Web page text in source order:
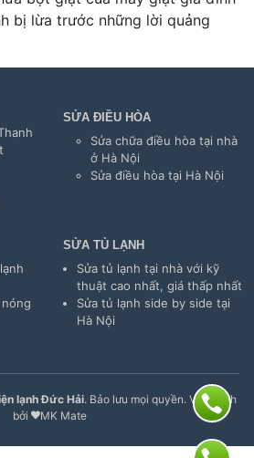
bị lừa trước những lời quảng
SỬA ĐIỀU HÒA
Sửa chữa điều hòa tại nhà
ở Hà Nội
Sửa điều hòa tại Hà Nội
SỬA TỦ LẠNH
Sửa tủ lạnh tại nhà với kỹ
thuật cao nhất, giá thấp nhất
Sửa tủ lạnh side by side tại
Hà Nội
lạnh Đức Hải. Bảo lưu mọi quyền. Vận hành
bởi
MK Mate